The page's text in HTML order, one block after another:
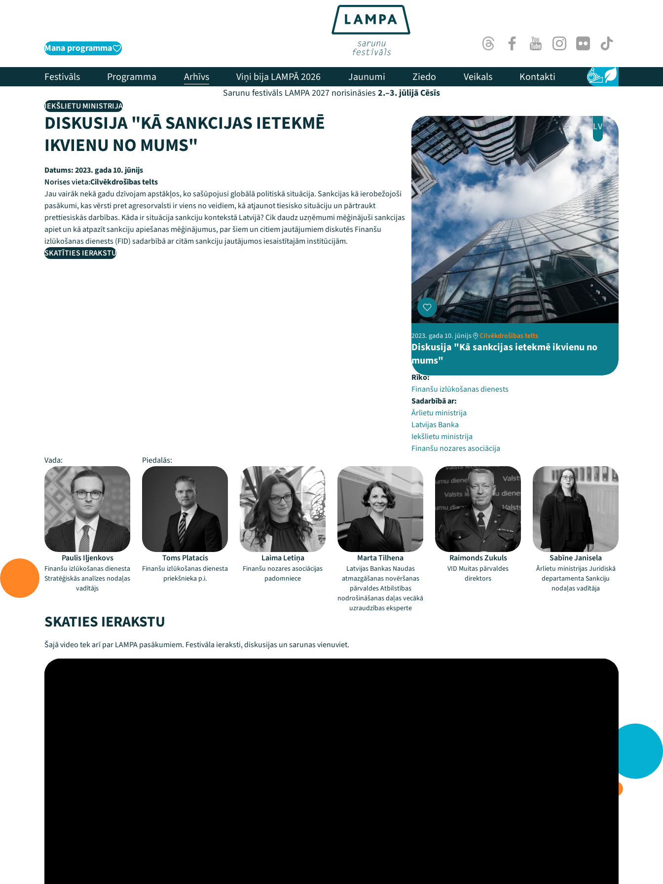
Mana programma ThreadsFacebookYoutubeInstagram
Flick TikTok
Festivāls Programma Arhīvs Viņi bija LAMPĀ 2026 Jaunumi Ziedo Veikals Kontakti Pieejamība
Ilgtspēja
Sarunu festivāls LAMPA 2027 norisināsies 2.–3. jūlijā Cēsīs
IEKŠLIETU MINISTRIJA
DISKUSIJA "KĀ SANKCIJAS IETEKMĒ
IKVIENU NO MUMS"
Datums:2023. gada 10. jūnijs
Norises vieta:Cilvēkdrošības telts
Jau vairāk nekā gadu dzīvojam apstākļos, ko sašūpojusi globālā politiskā situācija. Sankcijas kā ierobežojoši
pasākumi, kas vērsti pret agresorvalsti ir viens no veidiem, kā atjaunot tiesisko situāciju un pārtraukt
prettiesiskās darbības. Kāda ir situācija sankciju kontekstā Latvijā? Cik daudz uzņēmumi mēģinājuši sankcijas
apiet un kā atpazīt sankciju apiešanas mēģinājumus, par šiem un citiem jautājumiem diskutēs Finanšu
izlūkošanas dienests (FID) sadarbībā ar citām sankciju jautājumos iesaistītajām institūcijām.
SKATĪTIES IERAKSTU
LV
2023. gada 10. jūnijs Cilvēkdrošības telts
Diskusija "Kā sankcijas ietekmē ikvienu no
mums"
Rīko:
Finanšu izlūkošanas dienests
Sadarbībā ar:
Ārlietu ministrija
Latvijas Banka
Iekšlietu ministrija
Finanšu nozares asociācija
Vada:
Piedalās:
Paulis Iļjenkovs
Finanšu izlūkošanas dienesta
Stratēģiskās analīzes nodaļas
vadītājs
Toms Platacis
Finanšu izlūkošanas dienesta
priekšnieka p.i.
Laima Letiņa
Finanšu nozares asociācijas
padomniece
Marta Tilhena
Latvijas Bankas Naudas
atmazgāšanas novēršanas
pārvaldes Atbilstības
nodrošināšanas daļas vecākā
uzraudzības eksperte
Raimonds Zukuls
VID Muitas pārvaldes
direktors
Sabīne Janisela
Ārlietu ministrijas Juridiskā
departamenta Sankciju
nodaļas vadītāja
SKATIES IERAKSTU
Šajā video tek arī par LAMPA pasākumiem. Festivāla ieraksti, diskusijas un sarunas vienuviet.